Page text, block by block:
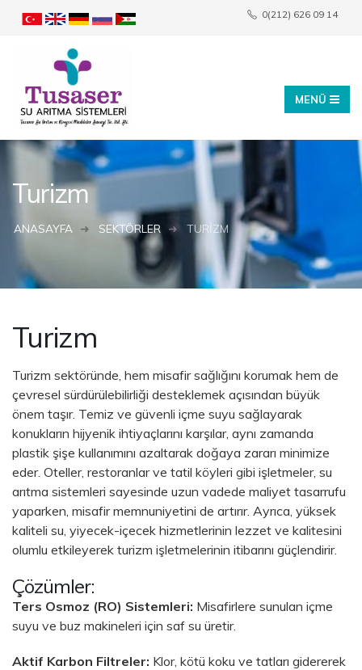
0(212) 626 09 14
Turizm
ANASAYFA SEKTÖRLER TURIZM
Turizm
Turizm sektöründe, hem misafir sağlığını korumak hem de
çevresel sürdürülebilirliği desteklemek açısından büyük
önem taşır. Temiz ve güvenli içme suyu sağlayarak
konukların hijyenik ihtiyaçlarını karşılar, aynı zamanda
plastik şişe kullanımını azaltarak doğaya zararı minimize
eder. Oteller, restoranlar ve tatil köyleri gibi işletmeler, su
arıtma sistemleri sayesinde uzun vadede maliyet tasarrufu
yaparken, misafir memnuniyetini de artırır. Ayrıca, yüksek
kaliteli su, yiyecek-içecek hizmetlerinin lezzet ve kalitesini
olumlu etkileyerek turizm işletmelerinin itibarını güçlendirir.
Çözümler:
Ters Osmoz (RO) Sistemleri: Misafirlere sunulan içme
suyu ve buz makineleri için saf su üretir.
Aktif Karbon Filtreler: Klor, kötü koku ve tatları gidererek